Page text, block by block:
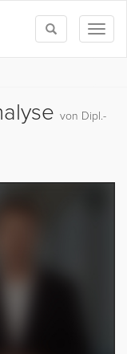
Toggle
search
von Dipl.-